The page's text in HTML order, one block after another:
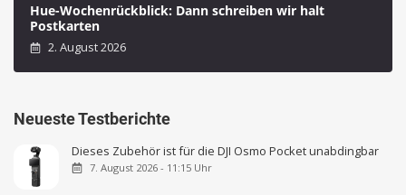
Hue-Wochenrückblick: Dann schreiben wir halt
Postkarten
2. August 2026
Neueste Testberichte
Dieses Zubehör ist für die DJI Osmo Pocket unabdingbar
7. August 2026 - 11:15 Uhr